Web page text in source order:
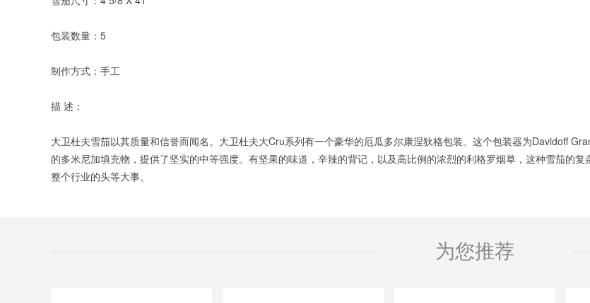
包装数量：5
制作方式：手工
描 述：
大卫杜夫雪茄以其质量和信誉而闻名。大卫杜夫大Cru系列有一个豪华的厄瓜多尔康涅狄格包装。这个包装器为Davidoff
的多米尼加填充物，提供了坚实的中等强度。有坚果的味道，辛辣的背记，以及高比例的浓烈的利格罗烟草，这种雪茄的
整个行业的头等大事。
为您推荐